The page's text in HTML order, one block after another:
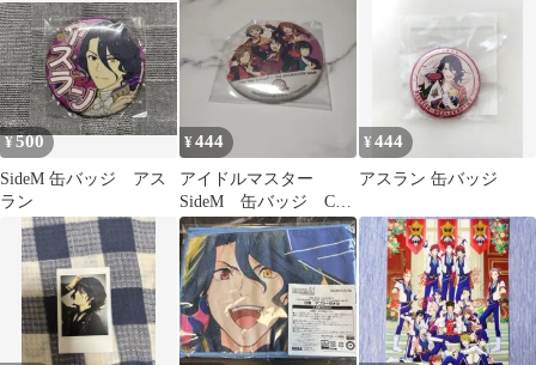
ップ3点
¥500
SideM 缶バッジ アス
ラン
¥444
アイドルマスター
SideM 缶バッジ Cafe
Parade
¥444
アスラン 缶バッジ